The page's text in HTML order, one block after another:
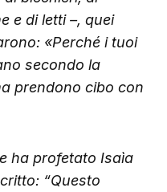
e di letti –, quei
«Perché i tuoi
secondo la
prendono cibo con
ha profetato Isaìa
“Questo